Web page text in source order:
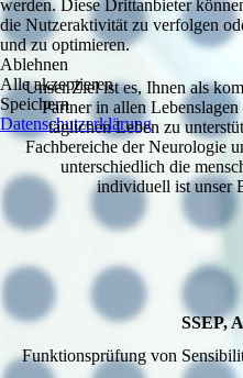
Unser Ziel ist es, Ihnen als
Partner in allen
täglichen Leben zu
Fachbereiche der Neurologie
unterschiedlich die
individuell ist unser
SSEP,
Funktionsprüfung von
werden. Diese Drittanbieter
die Nutzeraktivität zu verfolgen
und zu optimieren.
Ablehnen
Alle akzeptieren
Speichern
Datenschutzerklärung